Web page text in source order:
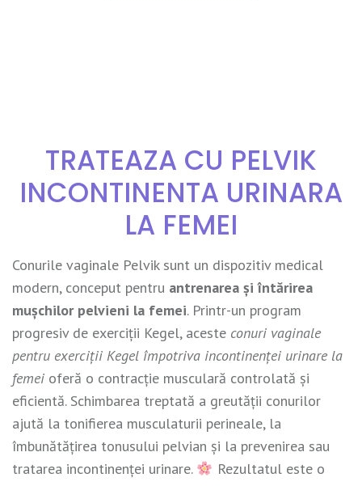
TRATEAZA CU PELVIK
INCONTINENTA URINARA
LA FEMEI
Conurile vaginale Pelvik sunt un dispozitiv medical
modern, conceput pentru antrenarea și întărirea
mușchilor pelvieni la femei. Printr-un program
progresiv de exerciții Kegel, aceste conuri vaginale
pentru exerciții Kegel împotriva incontinenței urinare la
femei oferă o contracție musculară controlată și
eficientă. Schimbarea treptată a greutății conurilor
ajută la tonifierea musculaturii perineale, la
îmbunătățirea tonusului pelvian și la prevenirea sau
tratarea incontinenței urinare.
Rezultatul este o